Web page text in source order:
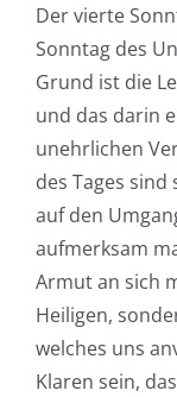
Der vierte
Sonntag des
Grund ist die
und das darin
unehrlichen
des Tages
auf den
aufmerksam
Armut an sich
Heiligen,
welches uns
Klaren sein,